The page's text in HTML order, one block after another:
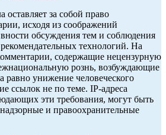
за собой право
исходя из соображений
обсуждения тем и соблюдения
технологий. На
содержащие нецензурную
рознь, возбуждающие
равно унижение человеческого
ссылок не по теме. IP-адреса
эти требования, могут быть
и правоохранительные